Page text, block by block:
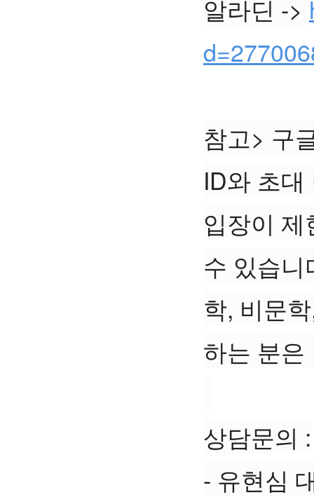
알라딘 ->
참고> 구
ID와 초
입장이
수 있습
학, 비문
하는 분
상담문의 :
- 유현심